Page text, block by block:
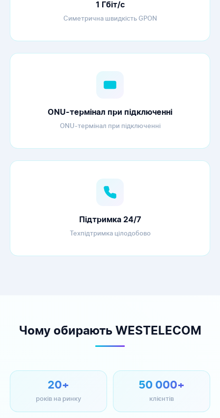
1 Гбіт/с
Симетрична швидкість GPON
ONU-термінал при підключенні
ONU-термінал при підключенні
Підтримка 24/7
Техпідтримка цілодобово
Чому обирають WESTELECOM
20+
років на ринку
50 000+
клієнтів